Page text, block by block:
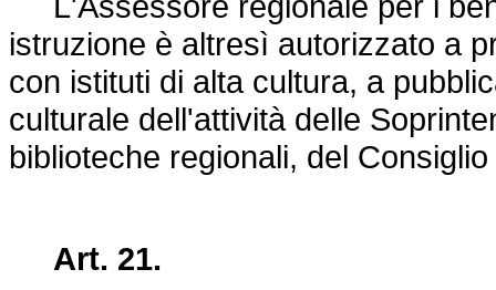
istruzione è altresì autorizzato a
con istituti di alta cultura, a
culturale dell'attività delle
biblioteche regionali, del
Art. 21.